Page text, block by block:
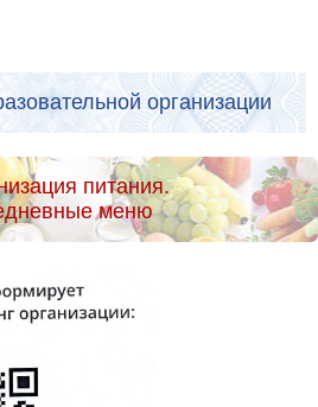
организации
питания.
меню